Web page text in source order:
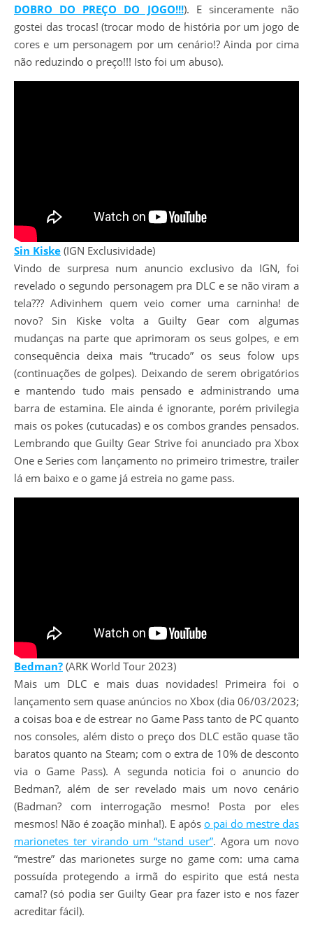
DOBRO DO PREÇO DO JOGO!!!). E sinceramente não
gostei das trocas! (trocar modo de história por um jogo de
cores e um personagem por um cenário!? Ainda por cima
não reduzindo o preço!!! Isto foi um abuso).
Sin Kiske (IGN Exclusividade)
Vindo de surpresa num anuncio exclusivo da IGN, foi
revelado o segundo personagem pra DLC e se não viram a
tela??? Adivinhem quem veio comer uma carninha! de
novo? Sin Kiske volta a Guilty Gear com algumas
mudanças na parte que aprimoram os seus golpes, e em
consequência deixa mais “trucado” os seus folow ups
(continuações de golpes). Deixando de serem obrigatórios
e mantendo tudo mais pensado e administrando uma
barra de estamina. Ele ainda é ignorante, porém privilegia
mais os pokes (cutucadas) e os combos grandes pensados.
Lembrando que Guilty Gear Strive foi anunciado pra Xbox
One e Series com lançamento no primeiro trimestre, trailer
lá em baixo e o game já estreia no game pass.
Bedman? (ARK World Tour 2023)
Mais um DLC e mais duas novidades! Primeira foi o
lançamento sem quase anúncios no Xbox (dia 06/03/2023;
a coisas boa e de estrear no Game Pass tanto de PC quanto
nos consoles, além disto o preço dos DLC estão quase tão
baratos quanto na Steam; com o extra de 10% de desconto
via o Game Pass). A segunda noticia foi o anuncio do
Bedman?, além de ser revelado mais um novo cenário
(Badman? com interrogação mesmo! Posta por eles
mesmos! Não é zoação minha!). E após o pai do mestre das
marionetes ter virando um “stand user”. Agora um novo
“mestre” das marionetes surge no game com: uma cama
possuída protegendo a irmã do espirito que está nesta
cama!? (só podia ser Guilty Gear pra fazer isto e nos fazer
acreditar fácil).